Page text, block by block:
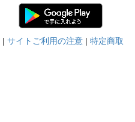
| サイトご利用の注意 | 特定商取